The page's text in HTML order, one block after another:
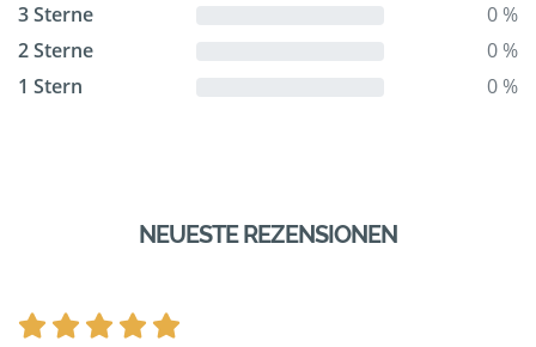
3 Sterne
0 %
2 Sterne
0 %
1 Stern
0 %
NEUESTE REZENSIONEN